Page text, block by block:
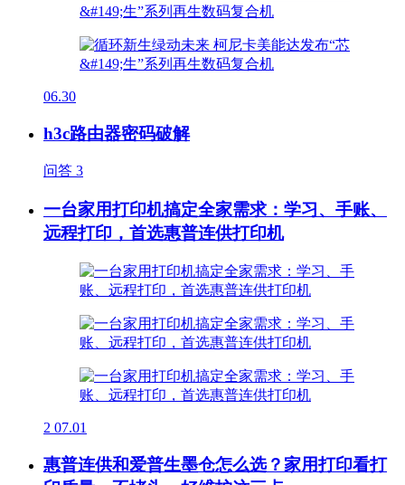
06.30
h3c路由器密码破解
问答 3
一台家用打印机搞定全家需求：学习、手账、
远程打印，首选惠普连供打印机
2 07.01
惠普连供和爱普生墨仓怎么选？家用打印看打